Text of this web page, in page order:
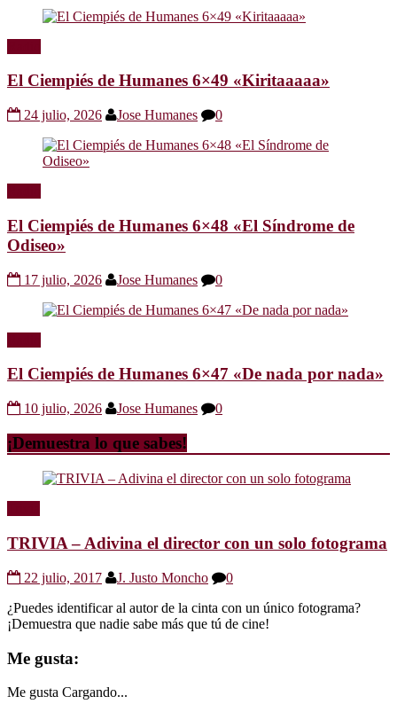
El Ciempiés de Humanes 6×49 «Kiritaaaaa»
24 julio, 2026 Jose Humanes 0
El Ciempiés de Humanes 6×48 «El Síndrome de
Odiseo»
17 julio, 2026 Jose Humanes 0
El Ciempiés de Humanes 6×47 «De nada por nada»
10 julio, 2026 Jose Humanes 0
¡Demuestra lo que sabes!
TRIVIA – Adivina el director con un solo fotograma
22 julio, 2017 J. Justo Moncho
0
¿Puedes identificar al autor de la cinta con un único fotograma?
¡Demuestra que nadie sabe más que tú de cine!
Me gusta:
Me gusta Cargando...